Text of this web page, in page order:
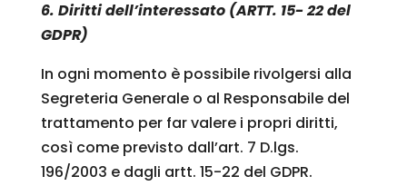
6. Diritti dell’interessato (ARTT. 15- 22 del
GDPR)
In ogni momento è possibile rivolgersi alla
Segreteria Generale o al Responsabile del
trattamento per far valere i propri diritti,
così come previsto dall’art. 7 D.lgs.
196/2003 e dagli artt. 15-22 del GDPR.